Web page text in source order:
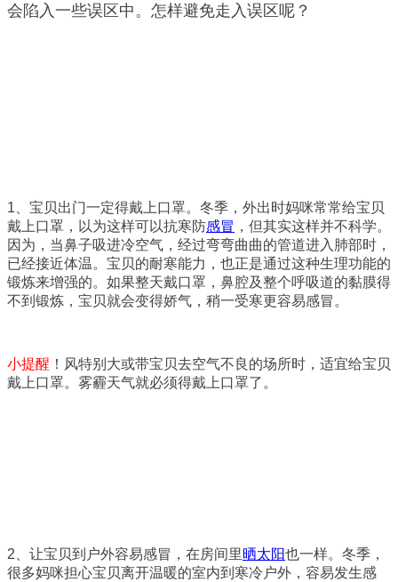
会陷入一些误区中。怎样避免走入误区呢？
1、宝贝出门一定得戴上口罩。冬季，外出时妈咪常常给宝贝
戴上口罩，以为这样可以抗寒防感冒 ，但其实这样并不科学。
因为，当鼻子吸进冷空气，经过弯弯曲曲的管道进入肺部时，
已经接近体温。宝贝的耐寒能力，也正是通过这种生理功能的
锻炼来增强的。如果整天戴口罩，鼻腔及整个呼吸道的黏膜得
不到锻炼，宝贝就会变得娇气，稍一受寒更容易感冒。
小提醒 ！风特别大或带宝贝去空气不良的场所时，适宜给宝贝
戴上口罩。 雾霾天气就必须得戴上口罩了。
2、让宝贝到户外容易感冒，在房间里晒太阳也一样。冬季，
很多妈咪担心宝贝离开温暖的室内到寒冷户外，容易发生感